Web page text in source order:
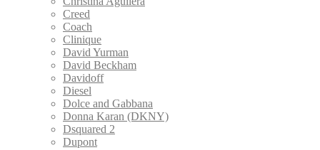
Creed
Coach
Clinique
David Yurman
David Beckham
Davidoff
Diesel
Dolce and Gabbana
Donna Karan (DKNY)
Dsquared 2
Dupont